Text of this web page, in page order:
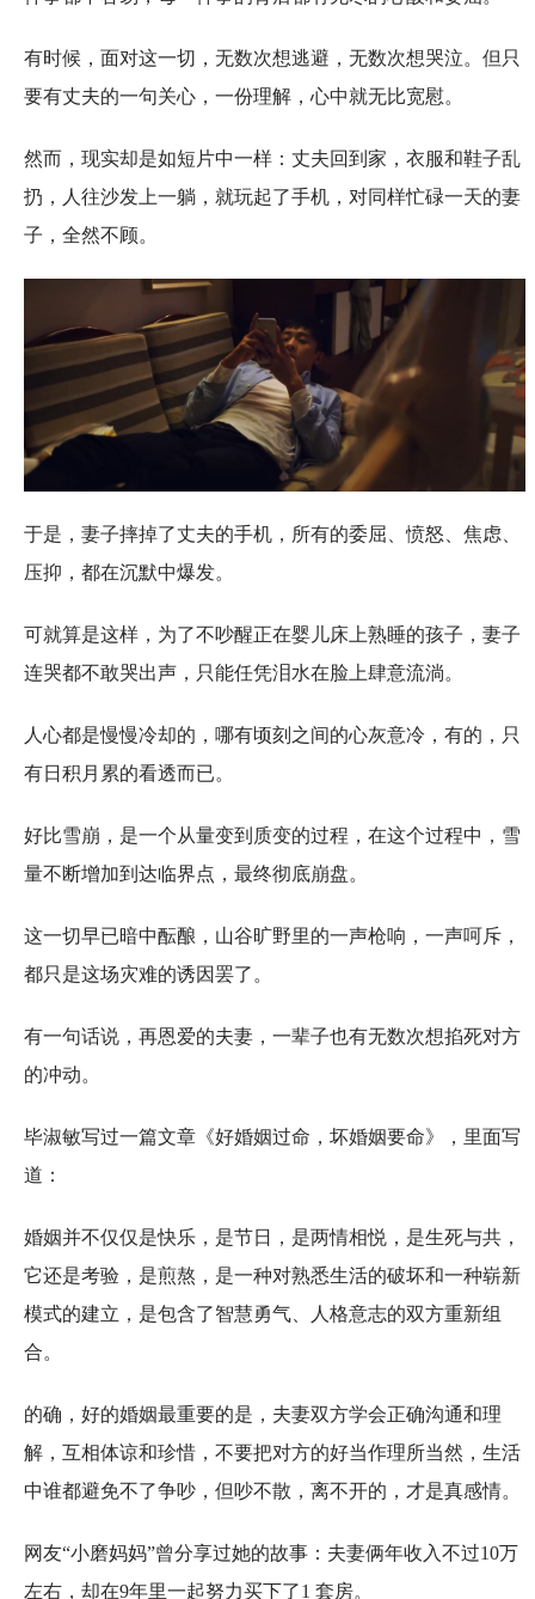
有时候，面对这一切，无数次想逃避，无数次想哭泣。但只
要有丈夫的一句关心，一份理解，心中就无比宽慰。
然而，现实却是如短片中一样：丈夫回到家，衣服和鞋子乱
扔，人往沙发上一躺，就玩起了手机，对同样忙碌一天的妻
子，全然不顾。
于是，妻子摔掉了丈夫的手机，所有的委屈、愤怒、焦虑、
压抑，都在沉默中爆发。
可就算是这样，为了不吵醒正在婴儿床上熟睡的孩子，妻子
连哭都不敢哭出声，只能任凭泪水在脸上肆意流淌。
人心都是慢慢冷却的，哪有顷刻之间的心灰意冷，有的，只
有日积月累的看透而已。
好比雪崩，是一个从量变到质变的过程，在这个过程中，雪
量不断增加到达临界点，最终彻底崩盘。
这一切早已暗中酝酿，山谷旷野里的一声枪响，一声呵斥，
都只是这场灾难的诱因罢了。
有一句话说，再恩爱的夫妻，一辈子也有无数次想掐死对方
的冲动。
毕淑敏写过一篇文章《好婚姻过命，坏婚姻要命》，里面写
道：
婚姻并不仅仅是快乐，是节日，是两情相悦，是生死与共，
它还是考验，是煎熬，是一种对熟悉生活的破坏和一种崭新
模式的建立，是包含了智慧勇气、人格意志的双方重新组
合。
的确，好的婚姻最重要的是，夫妻双方学会正确沟通和理
解，互相体谅和珍惜，不要把对方的好当作理所当然，生活
中谁都避免不了争吵，但吵不散，离不开的，才是真感情。
网友“小磨妈妈”曾分享过她的故事：夫妻俩年收入不过10万
左右，却在9年里一起努力买下了1 套房。